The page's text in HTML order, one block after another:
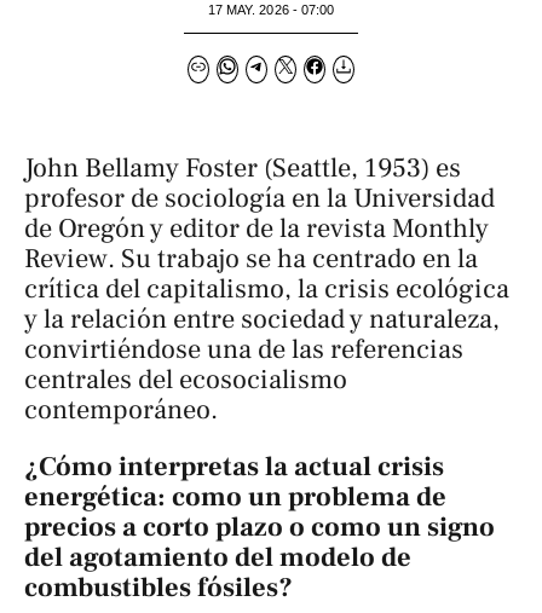
17 MAY. 2026 - 07:00
John Bellamy Foster (Seattle, 1953) es
profesor de sociología en la Universidad
de Oregón y editor de la revistaMonthly
Review. Su trabajo se ha centrado en la
crítica del capitalismo, la crisis ecológica
y la relación entre sociedad y naturaleza,
convirtiéndose una de las referencias
centrales del ecosocialismo
contemporáneo.
¿Cómo interpretas la actual crisis
energética: como un problema de
precios a corto plazo o como un signo
del agotamiento del modelo de
combustibles fósiles?